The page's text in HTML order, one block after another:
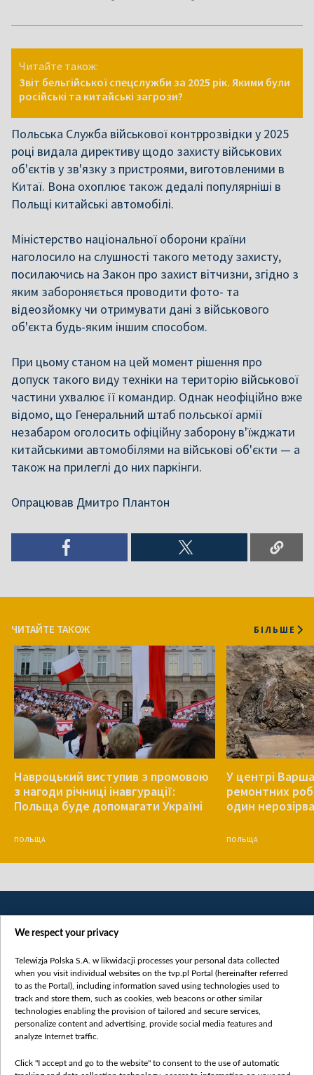
Читайте також:
Звіт бельгійської спецслужби за 2025 рік. Якими були
російські та китайські загрози?
Польська Служба військової контррозвідки у 2025
році видала директиву щодо захисту військових
об'єктів у зв'язку з пристроями, виготовленими в
Китаї. Вона охоплює також дедалі популярніші в
Польщі китайські автомобілі.
Міністерство національної оборони країни
наголосило на слушності такого методу захисту,
посилаючись на Закон про захист вітчизни, згідно з
яким забороняється проводити фото- та
відеозйомку чи отримувати дані з військового
об'єкта будь-яким іншим способом.
При цьому станом на цей момент рішення про
допуск такого виду техніки на територію військової
частини ухвалює її командир. Однак неофіційно вже
відомо, що Генеральний штаб польської армії
незабаром оголосить офіційну заборону в'їжджати
китайськими автомобілями на військові об'єкти — а
також на прилеглі до них паркінги.
Опрацював Дмитро Плантон
ЧИТАЙТЕ ТАКОЖ БІЛЬШЕ
Навроцький виступив з промовою
з нагоди річниці інавгурації:
Польща буде допомагати Україні
ПОЛЬЩА
У центрі
ремонтних
один
ПОЛЬЩА
Категорії
Новини
Докладно
We respect your privacy
Telewizja Polska S.A. w likwidacji processes your personal data collected
when you visit individual websites on the tvp.pl Portal (hereinafter referred
to as the Portal), including information saved using technologies used to
track and store them, such as cookies, web beacons or other similar
technologies enabling the provision of tailored and secure services,
personalize content and advertising, provide social media features and
analyze Internet traffic.
Click "I accept and go to the website" to consent to the use of automatic